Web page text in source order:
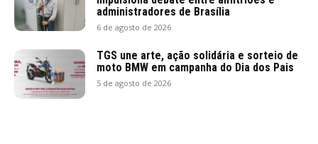
administradores de Brasília
6 de agosto de 2026
TGS une arte, ação solidária e sorteio de
moto BMW em campanha do Dia dos Pais
5 de agosto de 2026